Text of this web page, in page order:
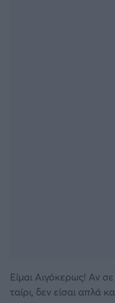
Είμαι Αιγόκερως! Αν σε
ταίρι, δεν είσαι απλά